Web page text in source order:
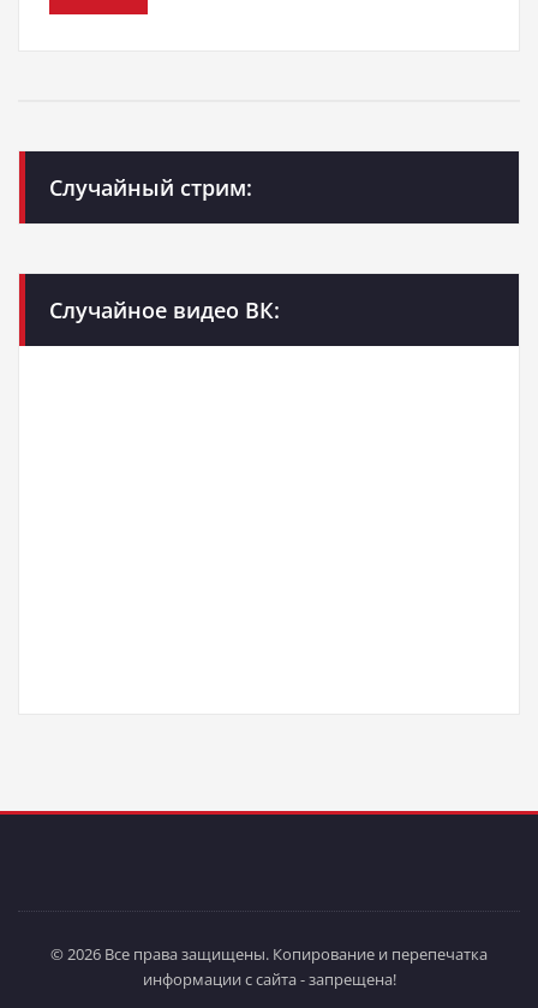
Случайный стрим:
Случайное видео ВК:
© 2026 Все права защищены. Копирование и перепечатка
информации с сайта - запрещена!